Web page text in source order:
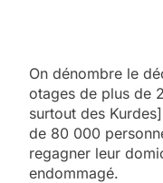
On dénombre le
otages de plus de
surtout des
de 80 000
regagner leur
endommagé.